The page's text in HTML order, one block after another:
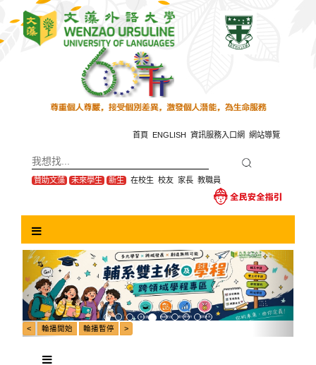
主
首頁 ENGLISH 資訊服務入口網 網站導覽
贊助文藻 未來學生 新生 在校生 校友 家長 教職員
Previous Next